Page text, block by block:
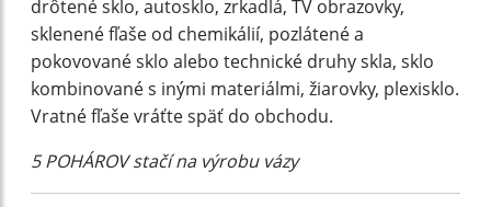
drôtené sklo, autosklo, zrkadlá, TV obrazovky,
sklenené fľaše od chemikálií, pozlátené a
pokovované sklo alebo technické druhy skla, sklo
kombinované s inými materiálmi, žiarovky, plexisklo.
Vratné fľaše vráťte späť do obchodu.
5 POHÁROV stačí na výrobu vázy